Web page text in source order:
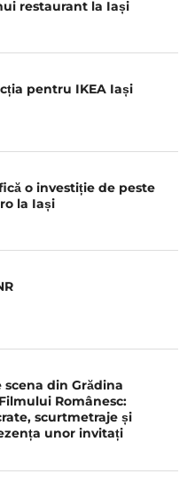
restaurant la Iași
pentru IKEA Iași
o investiție de peste
la Iași
scena din Grădina
Românesc:
scurtmetraje și
unor invitați